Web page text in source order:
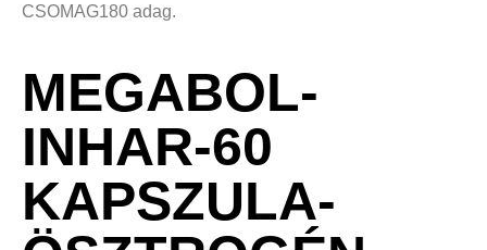
CSOMAG180 adag.
MEGABOL-
INHAR-60
KAPSZULA-